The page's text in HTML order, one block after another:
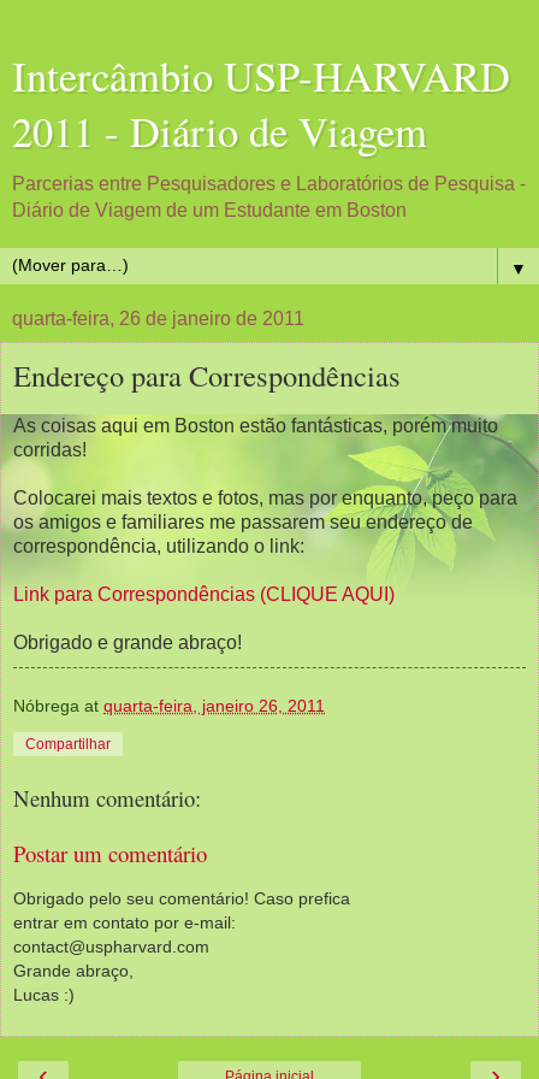
Intercâmbio USP-HARVARD
2011 - Diário de Viagem
Parcerias entre Pesquisadores e Laboratórios de Pesquisa -
Diário de Viagem de um Estudante em Boston
▼
quarta-feira, 26 de janeiro de 2011
Endereço para Correspondências
As coisas aqui em Boston estão fantásticas, porém muito
corridas!
Colocarei mais textos e fotos, mas por enquanto, peço para
os amigos e familiares me passarem seu endereço de
correspondência, utilizando o link:
Link para Correspondências (CLIQUE AQUI)
Obrigado e grande abraço!
Nóbrega at quarta-feira, janeiro 26, 2011
Compartilhar
Nenhum comentário:
Postar um comentário
Obrigado pelo seu comentário! Caso prefica
entrar em contato por e-mail:
contact@uspharvard.com
Grande abraço,
Lucas :)